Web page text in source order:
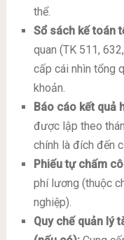
thể.
Sổ sách kế toán
quan (TK 511,
cấp cái nhìn tổng
khoản.
Báo cáo kết quả
được lập theo
chính là đích đến
Phiếu tự chấm
phí lương (thuộc
nghiệp).
Quy chế quản lý